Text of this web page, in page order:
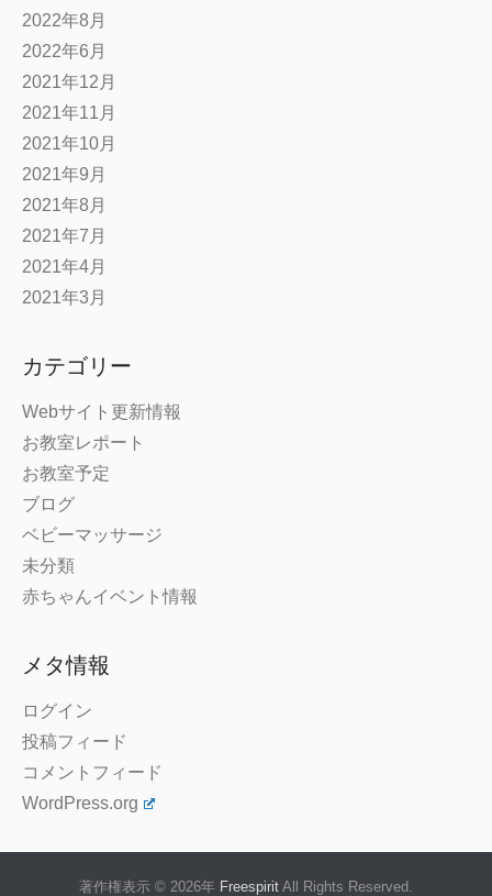
2022年8月
2022年6月
2021年12月
2021年11月
2021年10月
2021年9月
2021年8月
2021年7月
2021年4月
2021年3月
カテゴリー
Webサイト更新情報
お教室レポート
お教室予定
ブログ
ベビーマッサージ
未分類
赤ちゃんイベント情報
メタ情報
ログイン
投稿フィード
コメントフィード
WordPress.org
著作権表示 © 2026年 Freespirit All Rights Reserved.